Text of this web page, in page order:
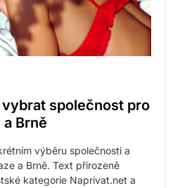
společnost pro
Brně
výběru společnosti a
a Brně. Text přirozeně
kategorie Naprivat.net a